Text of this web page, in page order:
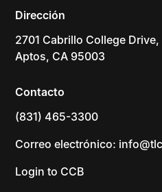
Dirección
2701 Cabrillo College Drive,
Aptos, CA 95003
Contacto
(831) 465-3300
Correo electrónico:
Login to CCB